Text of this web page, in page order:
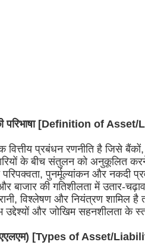
की परिभाषा [Definition of
प्रबंधन रणनीति है जिसे
के बीच संतुलन को अनुकूलित
परिपक्वता, पुनर्मूल्यांकन और
बाजार की गतिशीलता में उतार-
​​विश्लेषण और नियंत्रण शामिल
उद्देश्यों और जोखिम सहनशीलता के
(एएलएम) [Types of Asset/